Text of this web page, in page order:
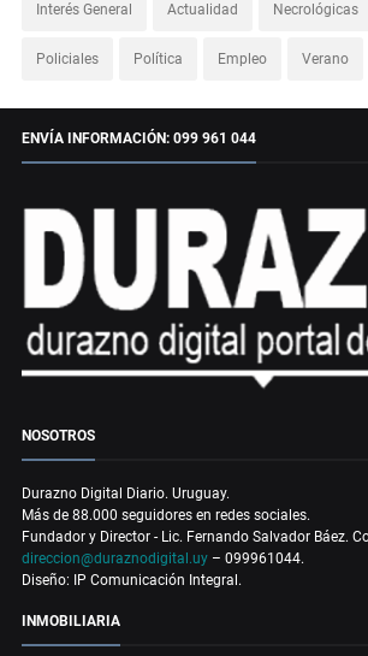
Interés General Actualidad Necrológicas
Policiales Política Empleo Verano
ENVÍA INFORMACIÓN: 099 961 044
NOSOTROS
Durazno Digital Diario. Uruguay.
Más de 88.000 seguidores en redes sociales.
Fundador y Director - Lic. Fernando Salvador Báez.
direccion@duraznodigital.uy – 099961044.
Diseño: IP Comunicación Integral.
INMOBILIARIA